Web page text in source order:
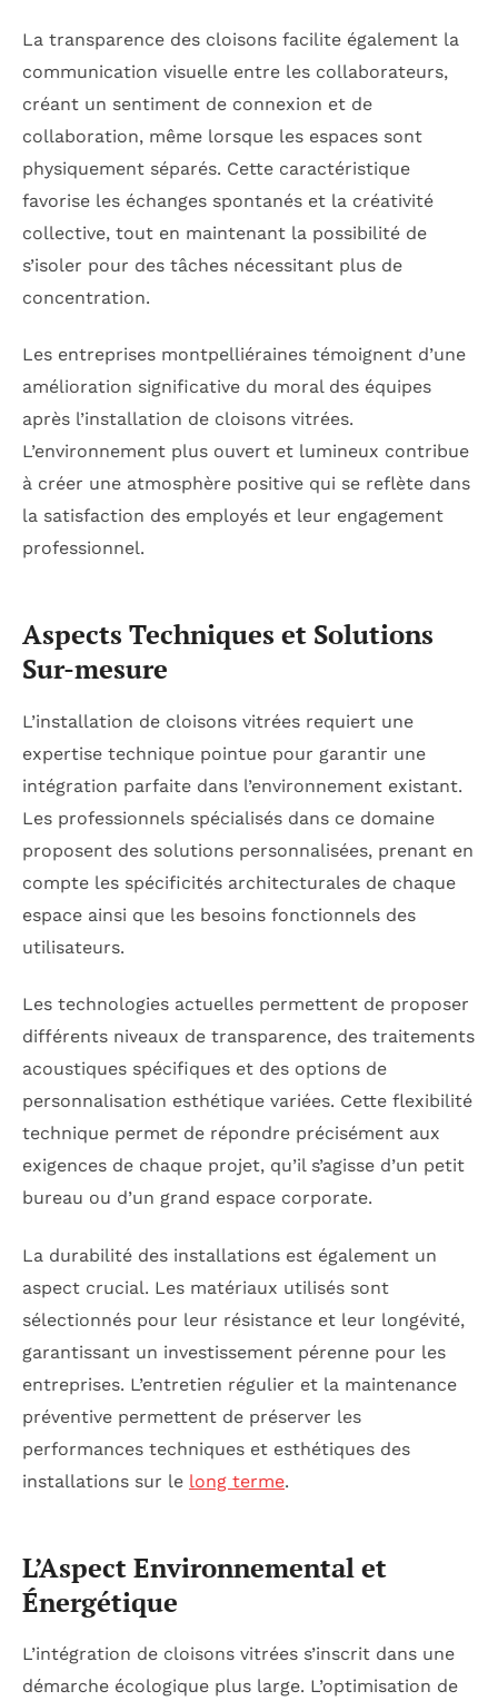
La transparence des cloisons facilite également la
communication visuelle entre les collaborateurs,
créant un sentiment de connexion et de
collaboration, même lorsque les espaces sont
physiquement séparés. Cette caractéristique
favorise les échanges spontanés et la créativité
collective, tout en maintenant la possibilité de
s’isoler pour des tâches nécessitant plus de
concentration.
Les entreprises montpelliéraines témoignent d’une
amélioration significative du moral des équipes
après l’installation de cloisons vitrées.
L’environnement plus ouvert et lumineux contribue
à créer une atmosphère positive qui se reflète dans
la satisfaction des employés et leur engagement
professionnel.
Aspects Techniques et Solutions
Sur-mesure
L’installation de cloisons vitrées requiert une
expertise technique pointue pour garantir une
intégration parfaite dans l’environnement existant.
Les professionnels spécialisés dans ce domaine
proposent des solutions personnalisées, prenant en
compte les spécificités architecturales de chaque
espace ainsi que les besoins fonctionnels des
utilisateurs.
Les technologies actuelles permettent de proposer
différents niveaux de transparence, des traitements
acoustiques spécifiques et des options de
personnalisation esthétique variées. Cette flexibilité
technique permet de répondre précisément aux
exigences de chaque projet, qu’il s’agisse d’un petit
bureau ou d’un grand espace corporate.
La durabilité des installations est également un
aspect crucial. Les matériaux utilisés sont
sélectionnés pour leur résistance et leur longévité,
garantissant un investissement pérenne pour les
entreprises. L’entretien régulier et la maintenance
préventive permettent de préserver les
performances techniques et esthétiques des
installations sur le long terme.
L’Aspect Environnemental et
Énergétique
L’intégration de cloisons vitrées s’inscrit dans une
démarche écologique plus large. L’optimisation de